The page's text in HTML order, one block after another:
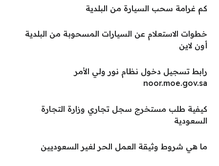
كم غرامة سحب السيارة من البلدية
خطوات الاستعلام عن السيارات المسحوبة من البلدية
أون لاين
رابط تسجيل دخول نظام نور ولي الأمر
noor.moe.gov.sa
كيفية طلب مستخرج سجل تجاري وزارة التجارة
السعودية
ما هي شروط وثيقة العمل الحر لغير السعوديين